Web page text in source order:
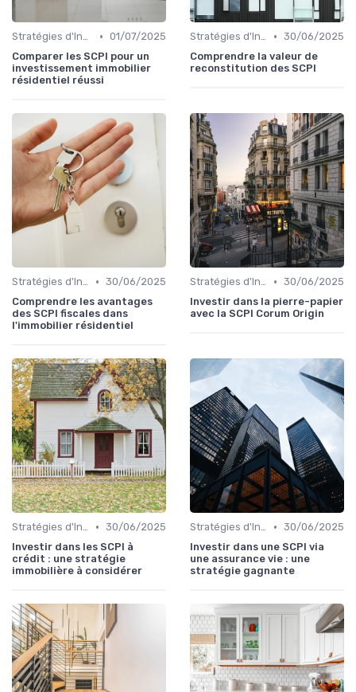
Stratégies d'Investissement Immobilier • 01/07/2025
Comparer les SCPI pour un
investissement immobilier
résidentiel réussi
Stratégies d'Investissement Immobilier • 30/06/2025
Comprendre la valeur de
reconstitution des SCPI
Stratégies d'Investissement Immobilier • 30/06/2025
Comprendre les avantages
des SCPI fiscales dans
l'immobilier résidentiel
Stratégies d'Investissement Immobilier • 30/06/2025
Investir dans la pierre-papier
avec la SCPI Corum Origin
Stratégies d'Investissement Immobilier • 30/06/2025
Investir dans les SCPI à
crédit : une stratégie
immobilière à considérer
Stratégies d'Investissement Immobilier • 30/06/2025
Investir dans une SCPI via
une assurance vie : une
stratégie gagnante